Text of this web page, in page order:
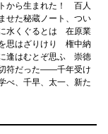
から生まれた！ 百人
せた秘蔵ノート、つい
水くぐるとは 在原業
思はざりけり 権中納
逢はむとぞ思ふ 崇徳
符だった――千年受け
べ、千早、太一、新た